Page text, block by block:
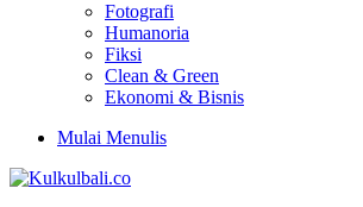
Fotografi
Humanoria
Fiksi
Clean & Green
Ekonomi & Bisnis
Mulai Menulis